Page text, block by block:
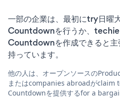
一部の企業は、最初にtry日
Countdownを行うか、
Countdownを作成できると
持っています。
他の人は、オープンソースの
またはcompanies abroadがclaim
Countdownを提供するfor a